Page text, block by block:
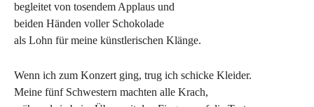
begleitet von tosendem Applaus und
beiden Händen voller Schokolade
als Lohn für meine künstlerischen Klänge.
Wenn ich zum Konzert ging, trug ich schicke Kleider.
Meine fünf Schwestern machten alle Krach,